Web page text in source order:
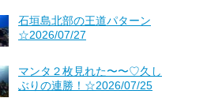
石垣島北部の王道パターン
☆2026/07/27
マンタ２枚見れた〜〜♡久し
ぶりの連勝！☆2026/07/25